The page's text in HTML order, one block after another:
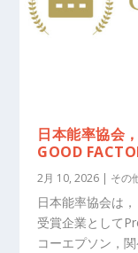
日本能率協会
GOOD
2月 10, 2026 | その
日本能率協会は
受賞企業として
コーエプソン，